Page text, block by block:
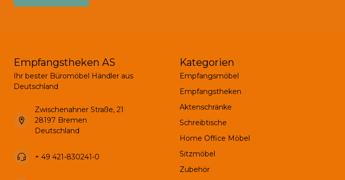
Empfangstheken AS
Ihr bester Büromöbel Händler aus
Deutschland
Zwischenahner Straße, 21
28197 Bremen
Deutschland
+ 49 421-830241-0
Kategorien
Empfangsmöbel
Empfangstheken
Aktenschränke
Schreibtische
Home Office Möbel
Sitzmöbel
Zubehör